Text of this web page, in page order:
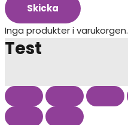
Skicka
Inga produkter i varukorgen.
Test